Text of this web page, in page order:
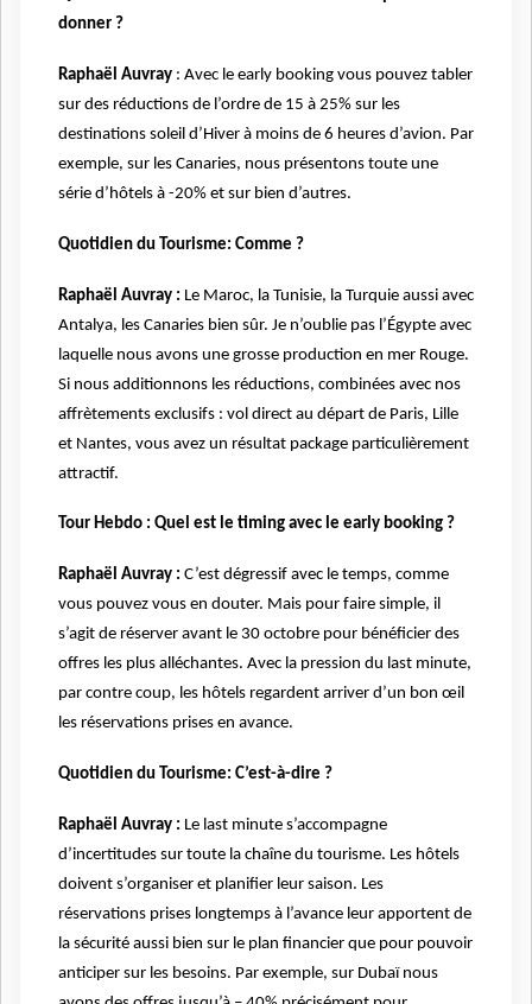
donner ?
Raphaël Auvray : Avec le early booking vous pouvez tabler
sur des réductions de l’ordre de 15 à 25% sur les
destinations soleil d’Hiver à moins de 6 heures d’avion. Par
exemple, sur les Canaries, nous présentons toute une
série d’hôtels à -20% et sur bien d’autres.
Quotidien du Tourisme: Comme ?
Raphaël Auvray : Le Maroc, la Tunisie, la Turquie aussi avec
Antalya, les Canaries bien sûr. Je n’oublie pas l’Égypte avec
laquelle nous avons une grosse production en mer Rouge.
Si nous additionnons les réductions, combinées avec nos
affrètements exclusifs : vol direct au départ de Paris, Lille
et Nantes, vous avez un résultat package particulièrement
attractif.
Tour Hebdo : Quel est le timing avec le early booking ?
Raphaël Auvray : C’est dégressif avec le temps, comme
vous pouvez vous en douter. Mais pour faire simple, il
s’agit de réserver avant le 30 octobre pour bénéficier des
offres les plus alléchantes. Avec la pression du last minute,
par contre coup, les hôtels regardent arriver d’un bon œil
les réservations prises en avance.
Quotidien du Tourisme: C’est-à-dire ?
Raphaël Auvray : Le last minute s’accompagne
d’incertitudes sur toute la chaîne du tourisme. Les hôtels
doivent s’organiser et planifier leur saison. Les
réservations prises longtemps à l’avance leur apportent de
la sécurité aussi bien sur le plan financier que pour pouvoir
anticiper sur les besoins. Par exemple, sur Dubaï nous